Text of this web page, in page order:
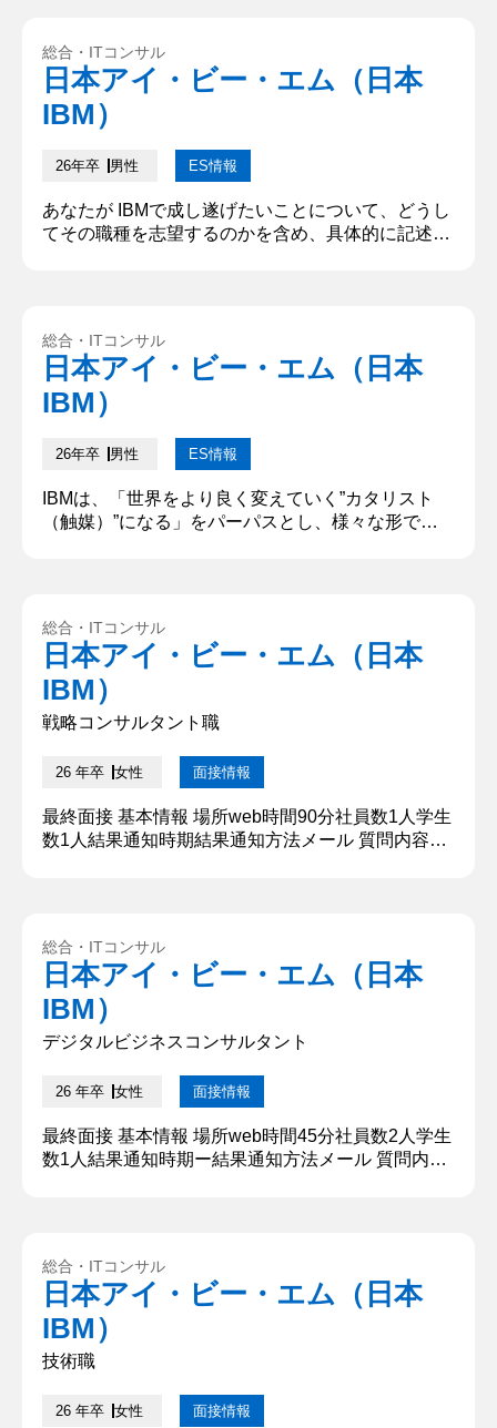
IBMで自分が果たしたい役割やIBMでの仕事を通じ
て成し遂げたいことを教えてください。500文字以
下 私は「テクノロジー...
総合・ITコンサル
日本アイ・ビー・エム（日本
IBM）
26年卒 男性 ES情報
あなたが IBMで成し遂げたいことについて、どうし
てその職種を志望するのかを含め、具体的に記述し
し、多くの人々が安心して暮らせる社会を根底から
支えたい。子どもの頃、震災で通信手段が断たれ、
家族と 1 日中...
総合・ITコンサル
日本アイ・ビー・エム（日本
IBM）
26年卒 男性 ES情報
IBMは、「世界をより良く変えていく”カタリスト
（触媒）”になる」をパーパスとし、様々な形で社
IBMで自分が果たしたい役割やIBMでの仕事を通じ
て成し遂げたいことを教えてください。 私は貴社で
の業務を通じて、企業の...
総合・ITコンサル
日本アイ・ビー・エム（日本
IBM）
戦略コンサルタント職
26 年卒 女性 面接情報
最終面接 基本情報 場所web時間90分社員数1人学生
数1人結果通知時期結果通知方法メール 質問内容・
お願いいたします。 ②ミツバチマーケットの経営課
題を解決する施策を立案せよ ・家電のECサイトを
運営して...
総合・ITコンサル
日本アイ・ビー・エム（日本
IBM）
デジタルビジネスコンサルタント
26 年卒 女性 面接情報
最終面接 基本情報 場所web時間45分社員数2人学生
数1人結果通知時期ー結果通知方法メール 質問内
ります。研究室では、○○の開発に取り組んでおりま
す。また、課外活動といたしましては、飲食店での
アルバイトを3...
総合・ITコンサル
日本アイ・ビー・エム（日本
IBM）
技術職
26 年卒 女性 面接情報